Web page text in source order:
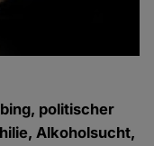
politischer
Alkoholsucht,